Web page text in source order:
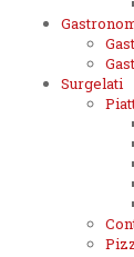
Surgelati